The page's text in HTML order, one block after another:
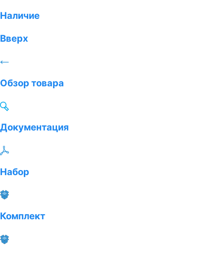
Наличие
Вверх
Обзор товара
Документация
Набор
Комплект